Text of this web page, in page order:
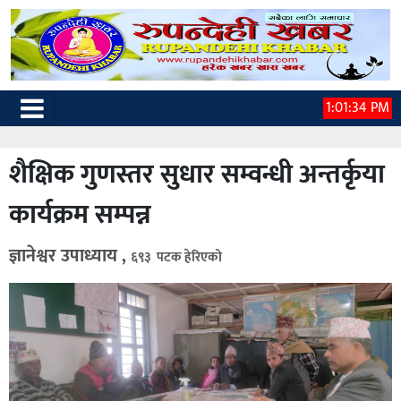
1:01:35 PM
शैक्षिक गुणस्तर सुधार सम्वन्धी अन्तर्कृया
कार्यक्रम सम्पन्न
ज्ञानेश्वर उपाध्याय , ६९३ पटक हेरिएको